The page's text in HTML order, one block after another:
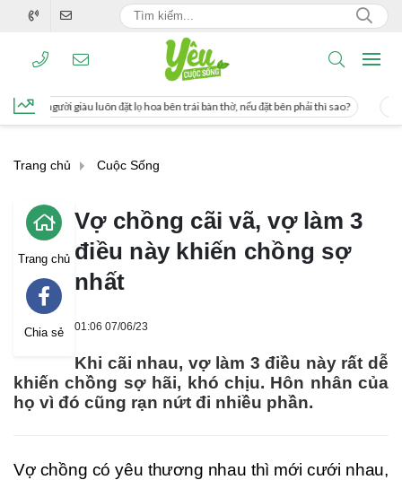
lọ hoa bên trái bàn thờ, nếu đặt bên phải thì sao? Cách uống nước mía giúp
Trang chủ Cuộc Sống
Trang chủ
Chia sẻ
Vợ chồng cãi vã, vợ làm 3
điều này khiến chồng sợ
nhất
01:06 07/06/23
Khi cãi nhau, vợ làm 3 điều này rất dễ
khiến chồng sợ hãi, khó chịu. Hôn nhân của
họ vì đó cũng rạn nứt đi nhiều phần.
Vợ chồng có yêu thương nhau thì mới cưới nhau,